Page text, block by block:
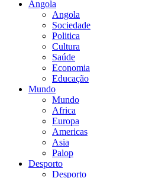
Angola
Angola
Sociedade
Politica
Cultura
Saúde
Economia
Educação
Mundo
Mundo
Africa
Europa
Americas
Asia
Palop
Desporto
Desporto